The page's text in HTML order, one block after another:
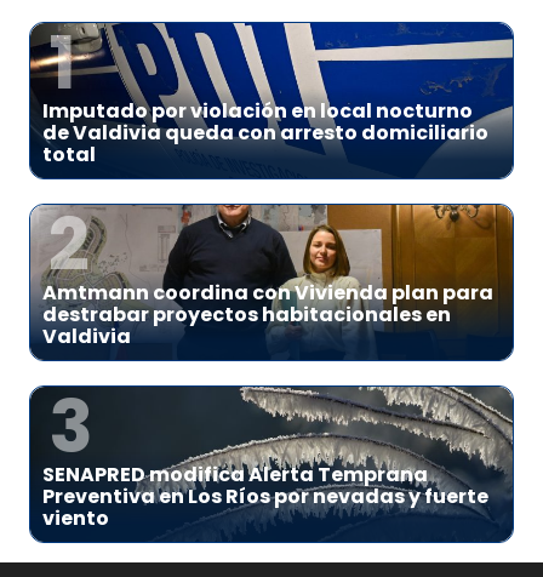
1
Imputado por violación en local nocturno
de Valdivia queda con arresto domiciliario
total
2
Amtmann coordina con Vivienda plan para
destrabar proyectos habitacionales en
Valdivia
3
SENAPRED modifica Alerta Temprana
Preventiva en Los Ríos por nevadas y fuerte
viento